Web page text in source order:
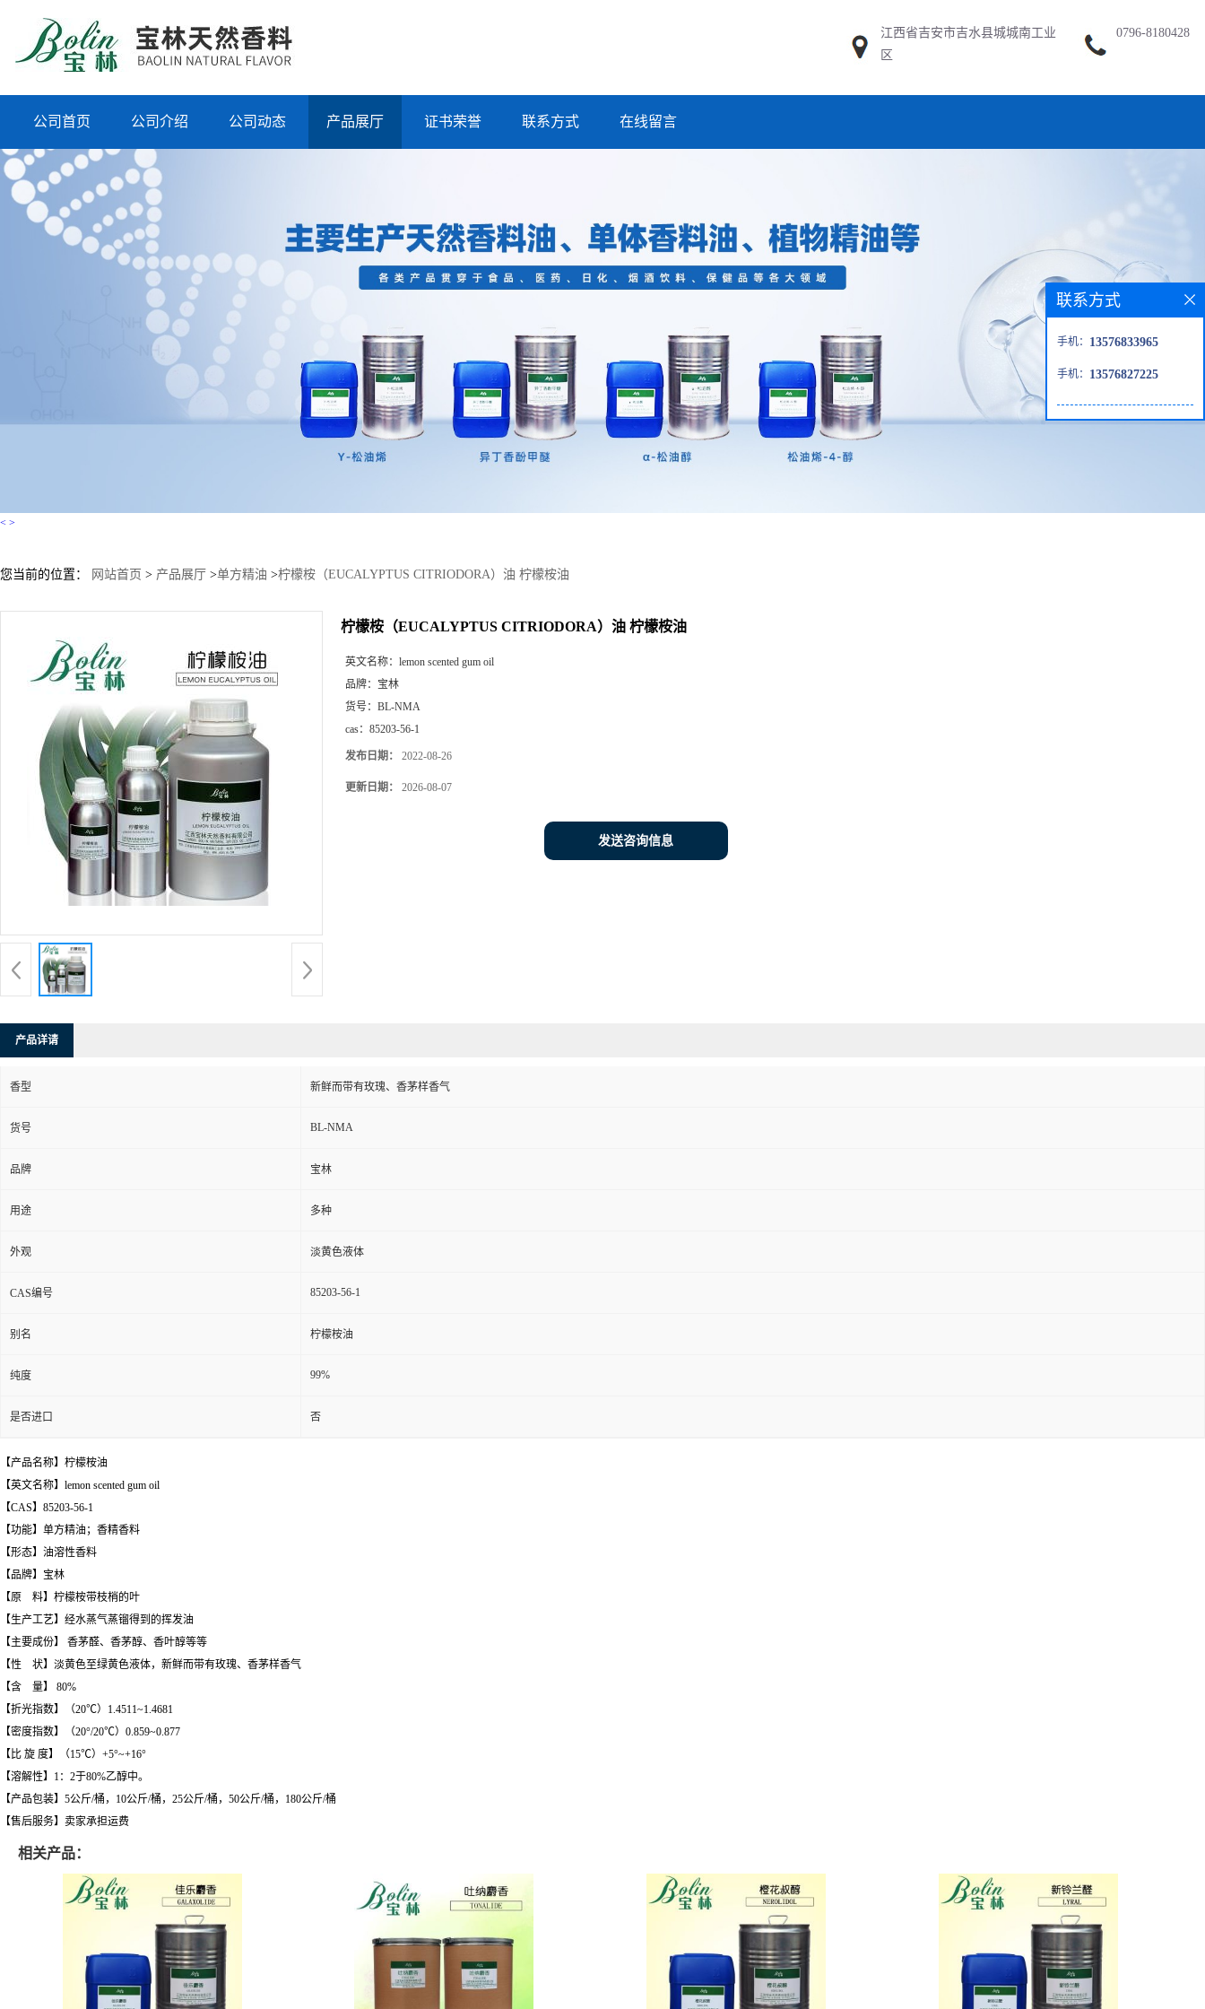
江西省吉安市吉水县城城南工业
区
0796-8180428
公司首页 公司介绍 公司动态 产品展厅 证书荣誉 联系方式 在线留言
< >
您当前的位置： 网站首页 > 产品展厅 >单方精油 >柠檬桉（EUCALYPTUS CITRIODORA）油 柠檬桉油
柠檬桉（EUCALYPTUS CITRIODORA）油 柠檬桉油
英文名称： lemon scented gum oil
品牌： 宝林
货号： BL-NMA
cas： 85203-56-1
发布日期： 2022-08-26
更新日期： 2026-08-07
发送咨询信息
产品详请
香型 新鲜而带有玫瑰、香茅样香气
货号 BL-NMA
品牌 宝林
用途 多种
外观 淡黄色液体
CAS编号 85203-56-1
别名 柠檬桉油
纯度 99%
是否进口 否
【产品名称】柠檬桉油
【英文名称】lemon scented gum oil
【CAS】85203-56-1
【功能】单方精油；香精香料
【形态】油溶性香料
【品牌】宝林
【原 料】柠檬桉带枝梢的叶
【生产工艺】经水蒸气蒸镏得到的挥发油
【主要成份】 香茅醛、香茅醇、香叶醇等等
【性 状】淡黄色至绿黄色液体，新鲜而带有玫瑰、香茅样香气
【含 量】 80%
【折光指数】（20℃）1.4511~1.4681
【密度指数】（20°/20℃）0.859~0.877
【比 旋 度】（15℃）+5°~+16°
【溶解性】1：2于80%乙醇中。
【产品包装】5公斤/桶，10公斤/桶，25公斤/桶，50公斤/桶，180公斤/桶
【售后服务】卖家承担运费
相关产品：
联系方式
手机： 13576833965
手机： 13576827225